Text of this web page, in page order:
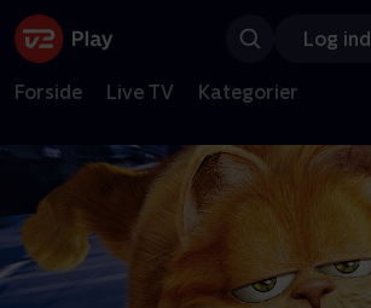
Log ind
Forside Live TV Kategorier